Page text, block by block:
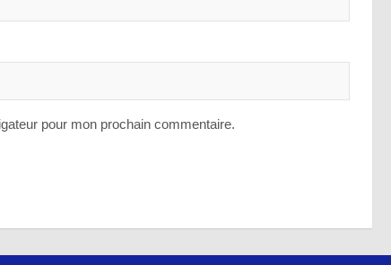
pour mon prochain commentaire.